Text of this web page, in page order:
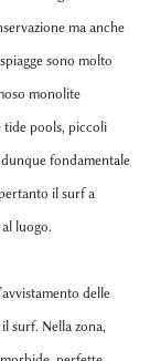
ma anche
sono molto
monolite
tide pools, piccoli
fondamentale
il surf a
luogo.
delle
surf. Nella zona,